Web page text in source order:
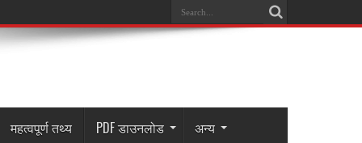
महत्वपूर्ण तथ्य PDF डाउनलोड अन्य